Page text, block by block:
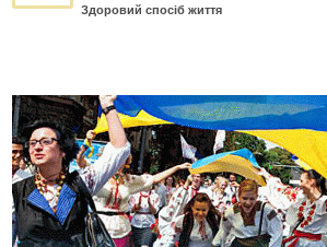
Здоровий спосіб життя